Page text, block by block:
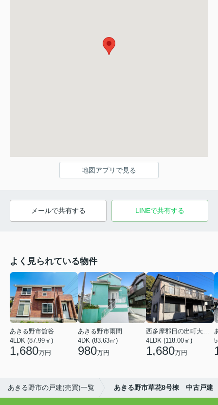
地図アプリで見る
メールで共有する LINEで共有する
よく見られている物件
あきる野市舘谷
4LDK (87.99㎡)
1,680万円
あきる野市雨間
4DK (83.63㎡)
980万円
4LDK (118.00㎡)
1,680万円
あきる野市の戸建(売買)一覧 あきる野市草花8号棟 中古戸建